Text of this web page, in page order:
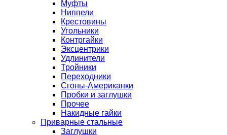
Муфты
Ниппели
Крестовины
Угольники
Контргайки
Эксцентрики
Удлинители
Тройники
Переходники
Сгоны-Американки
Пробки и заглушки
Прочее
Накидные гайки
Приварные стальные
Заглушки